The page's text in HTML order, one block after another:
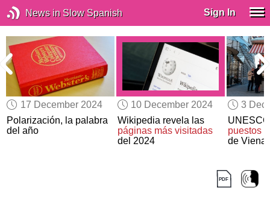
News in Slow Spanish Sign In
17 December 2024
Polarización, la palabra
del año
10 December 2024
Wikipedia revela las
páginas más visitadas
del 2024
3
puestos
de Viena